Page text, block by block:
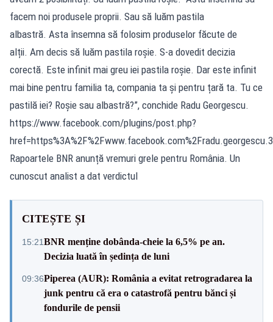
facem noi produsele proprii. Sau să luăm pastila
albastră. Asta însemna să folosim produselor făcute de
alții. Am decis să luăm pastila roșie. S-a dovedit decizia
corectă. Este infinit mai greu iei pastila roșie. Dar este infinit
mai bine pentru familia ta, compania ta și pentru țară ta. Tu ce
pastilă iei? Roșie sau albastră?”, conchide Radu Georgescu.
https://www.facebook.com/plugins/post.php?
Rapoartele BNR anunță vremuri grele pentru România. Un
cunoscut analist a dat verdictul
CITEȘTE ȘI
15:21BNR menține dobânda-cheie la 6,5% pe an.
Decizia luată în ședința de luni
09:36Piperea (AUR): România a evitat retrogradarea la
junk pentru că era o catastrofă pentru bănci și
fondurile de pensii